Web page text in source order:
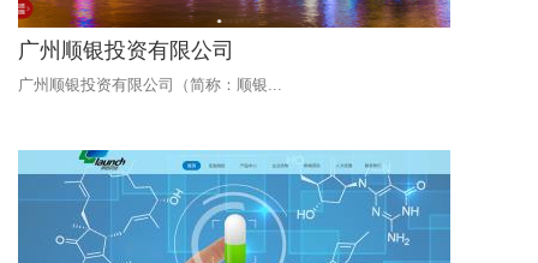
广州顺银投资有限公司
广州顺银投资有限公司（简称：顺银...